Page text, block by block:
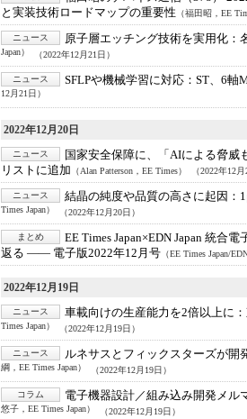
と実装技術ロードマップの重要性 （福田昭，EE
ニュース 原子層エッチング技術を実用化：
Japan） （2022年12月21日）
ニュース SFLPや機械学習に対応： ST、6軸
12月21日）
2022年12月20日
ニュース 国家安全保障に、「AIによる脅威
リストに追加 （Alan Patterson，EE Times） （2022年12月
ニュース 結晶の純度や品質の高さに起因：
Times Japan） （2022年12月20日）
まとめ EE Times Japan×EDN Japan 統合電
返る ―― 電子版2022年12月号 （EE Times Japan/
2022年12月19日
ニュース 車載向けの生産能力を2倍以上に：
Times Japan） （2022年12月19日）
ニュース ルネサスとフィックスターズが開
綱，EE Times Japan） （2022年12月19日）
コラム 電子機器設計／組み込み開発メル
悠子，EE Times Japan） （2022年12月19日）